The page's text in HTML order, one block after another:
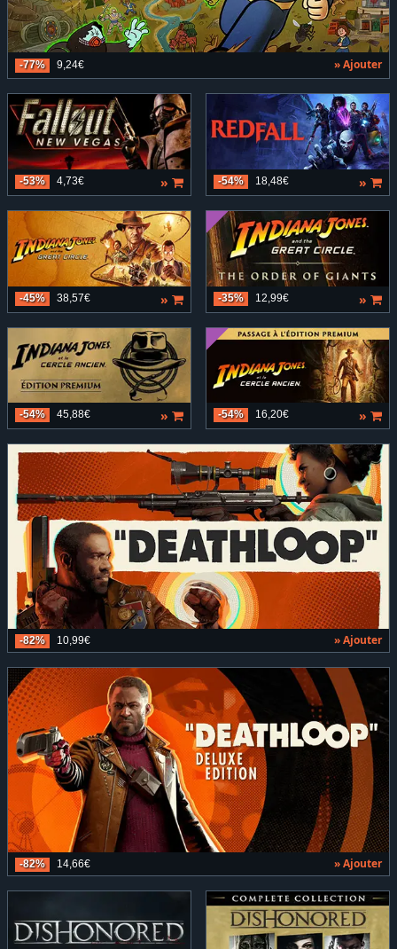
-77% 9,24€ » Ajouter
-53% 4,73€ » -54% 18,48€ »
-45% 38,57€ » -35% 12,99€ »
-54% 45,88€ » -54% 16,20€ »
-82% 10,99€ » Ajouter
-82% 14,66€ » Ajouter